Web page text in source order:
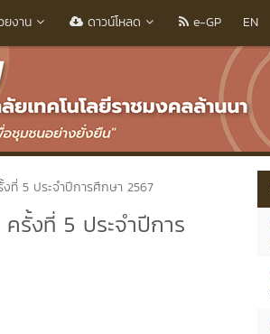
งาน ดาวน์โหลด e-GP EN
ที่ 5 ประจำปีการศึกษา 2567
รั้งที่ 5 ประจำปีการ